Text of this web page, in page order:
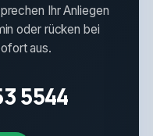
Ihr Anliegen
oder rücken bei
aus.
5544